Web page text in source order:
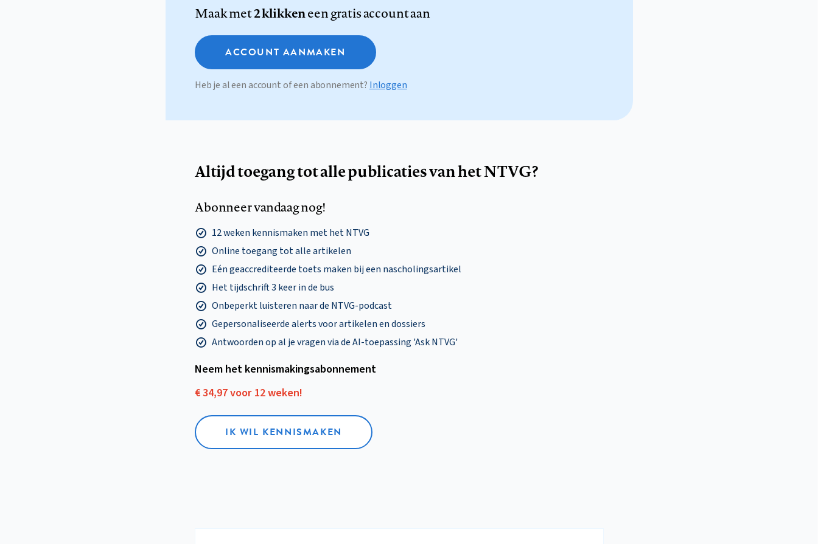
Maak met2 klikkeneen gratis account aan
ACCOUNT AANMAKEN
Heb je al een account of een abonnement? Inloggen
Altijd toegang tot alle publicaties van het NTVG?
Abonneer vandaag nog!
12 weken kennismaken met het NTVG
Online toegang tot alle artikelen
Eén geaccrediteerde toets maken bij een nascholingsartikel
Het tijdschrift 3 keer in de bus
Onbeperkt luisteren naar de NTVG-podcast
Gepersonaliseerde alerts voor artikelen en dossiers
Antwoorden op al je vragen via de AI-toepassing 'Ask NTVG'
Neem het kennismakings­abonnement
€ 34,97 voor 12 weken!
IK WIL KENNISMAKEN